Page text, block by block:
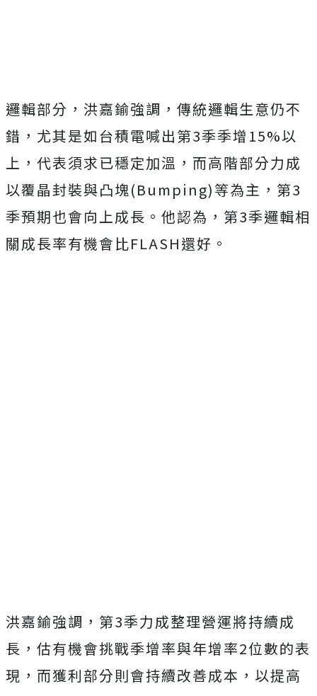
邏輯部分，洪嘉鍮強調，傳統邏輯生意仍不
錯，尤其是如台積電喊出第3季季增15%以
上，代表須求已穩定加溫，而高階部分力成
以覆晶封裝與凸塊(Bumping)等為主，第3
季預期也會向上成長。他認為，第3季邏輯相
關成長率有機會比FLASH還好。
洪嘉鍮強調，第3季力成整理營運將持續成
長，估有機會挑戰季增率與年增率2位數的表
現，而獲利部分則會持續改善成本，以提高